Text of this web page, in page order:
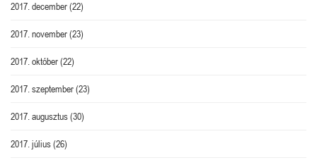
2017. december(22)
2017. november(23)
2017. október(22)
2017. szeptember(23)
2017. augusztus(30)
2017. július(26)